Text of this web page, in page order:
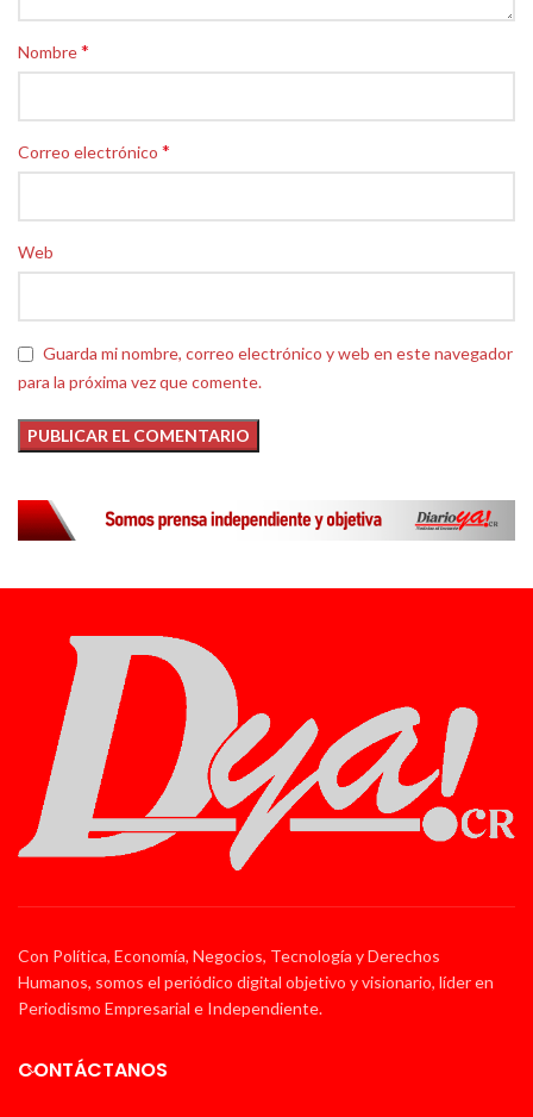
Nombre*
Correo electrónico *
Web
Guarda mi nombre, correo electrónico y web en este navegador
para la próxima vez que comente.
Con Política, Economía, Negocios, Tecnología y Derechos
Humanos, somos el periódico digital objetivo y visionario, líder en
Periodismo Empresarial e Independiente.
CONTÁCTANOS